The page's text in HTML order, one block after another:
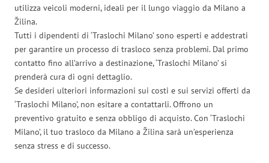
utilizza veicoli moderni, ideali per il lungo viaggio da Milano a
Žilina.
Tutti i dipendenti di ‘Traslochi Milano’ sono esperti e addestrati
per garantire un processo di trasloco senza problemi. Dal primo
contatto fino all’arrivo a destinazione, ‘Traslochi Milano’ si
prenderà cura di ogni dettaglio.
Se desideri ulteriori informazioni sui costi e sui servizi offerti da
‘Traslochi Milano’, non esitare a contattarli. Offrono un
preventivo gratuito e senza obbligo di acquisto. Con ‘Traslochi
Milano’, il tuo trasloco da Milano a Žilina sarà un’esperienza
senza stress e di successo.